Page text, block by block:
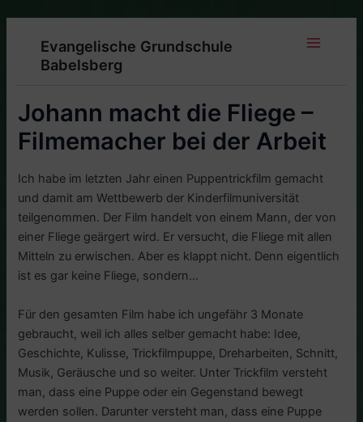
springenEvangelische Grundschule
Babelsberg
Johann macht die Fliege –
Filmemacher bei der Arbeit
Ich habe im letzten Jahr einen Puppentrickfilm gemacht
und damit am Wettbewerb der Kinderfilmuniversität
teilgenommen. Der Film handelt von einem Mann, der von
einer Fliege geärgert wird. Er versucht, die Fliege mit allen
Mitteln zu erwischen. Aber es klappt nicht. Denn eigentlich
ist es gar keine Fliege, sondern…
Für den gesamten Film habe ich ungefähr 3 Monate
gebraucht, weil ich alles selber gemacht habe: Idee,
Geschichte, Kulisse, Trickfilmpuppe, Dreharbeiten, Schnitt,
Musik, Geräusche und so weiter. Unter Trickfilm versteht
man, dass eine Puppe oder ein Gegenstand bewegt
werden sollen. Darunter versteht man, dass eine Puppe